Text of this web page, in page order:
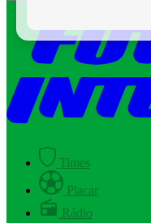
Times
Placar
Rádio